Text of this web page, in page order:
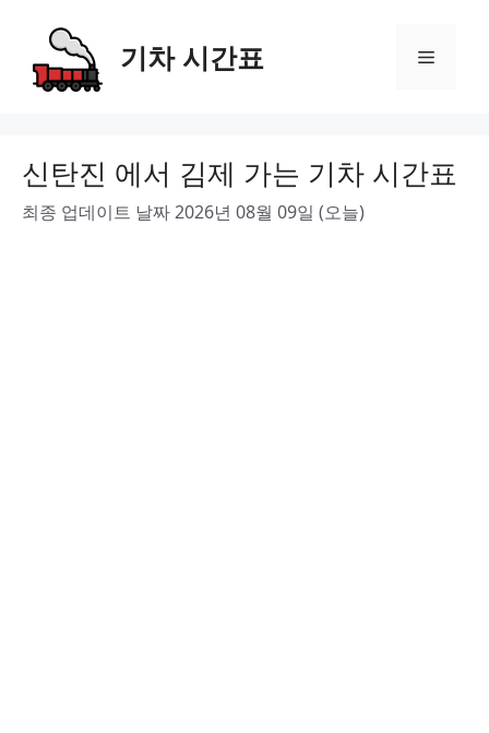
content
기차 시간표 Menu
신탄진 에서 김제 가는 기차 시간표
최종 업데이트 날짜 2026년 08월 09일 (오늘)